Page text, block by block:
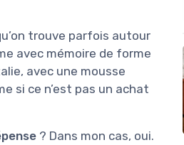
trouve parfois autour
avec mémoire de forme
avec une mousse
si ce n’est pas un achat
? Dans mon cas, oui.